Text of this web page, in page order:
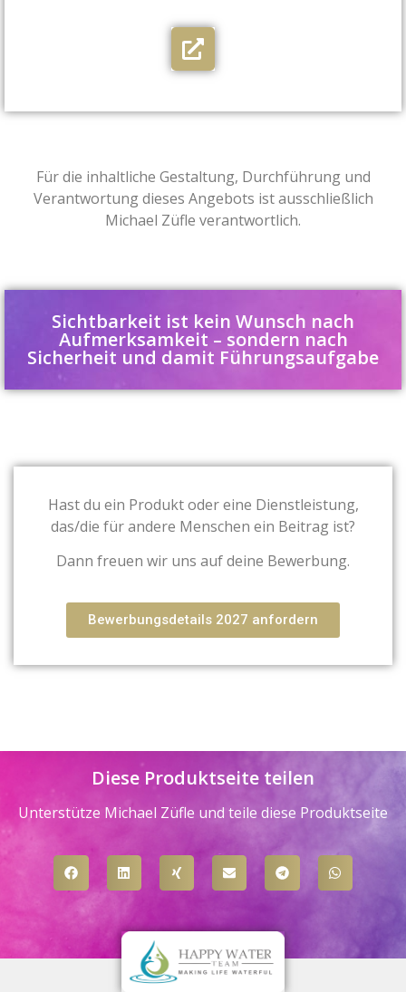
Für die inhaltliche Gestaltung, Durchführung und
Verantwortung dieses Angebots ist ausschließlich
Michael Züfle verantwortlich.
Sichtbarkeit ist kein Wunsch nach
Aufmerksamkeit – sondern nach
Sicherheit und damit Führungsaufgabe
Hast du ein Produkt oder eine Dienstleistung,
das/die für andere Menschen ein Beitrag ist?
Dann freuen wir uns auf deine Bewerbung.
Bewerbungsdetails 2027 anfordern
Diese Produktseite teilen
Unterstütze Michael Züfle und teile diese Produktseite